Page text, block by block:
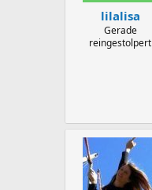
lilalisa
Gerade
reingestolpert